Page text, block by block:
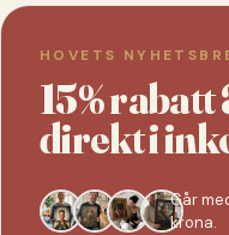
HOVETS
15%
direkt i
Går
krona.